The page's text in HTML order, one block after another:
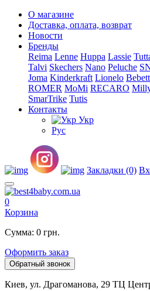
О магазине
Доставка, оплата, возврат
Новости
Бренды
Reima Lenne Huppa Lassie
Talvi Skechers Nano Peluche
Joma Kinderkraft Lionelo
ROMER MoMi RECARO
SmarTrike Tutis
Контакты
Укр
Рус
Закладки (0)
0
Корзина
Сумма: 0 грн.
Оформить заказ
Обратный звонок
Киев, ул. Драгоманова, 29 ТЦ